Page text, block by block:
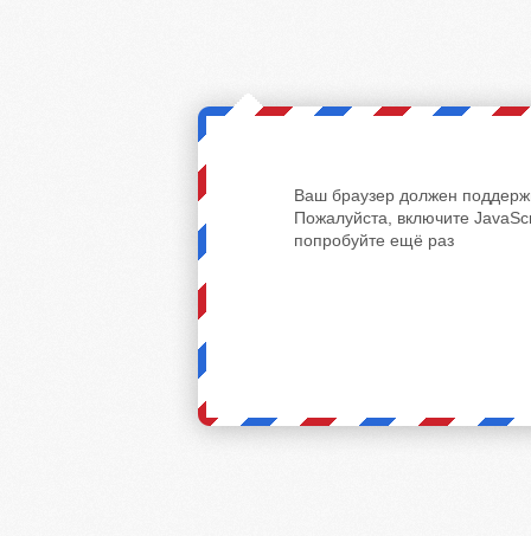
Ваш браузер должен
Пожалуйста, включите
попробуйте ещё раз